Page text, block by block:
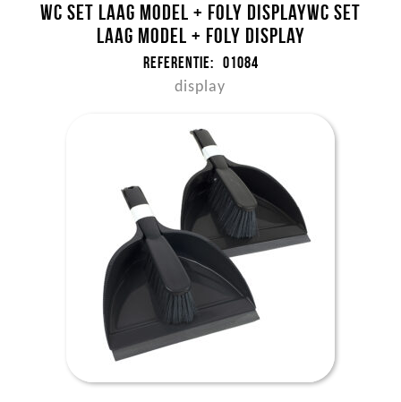
WC set laag model + foly DISPLAYWC set
laag model + foly DISPLAY
Referentie: 01084
display